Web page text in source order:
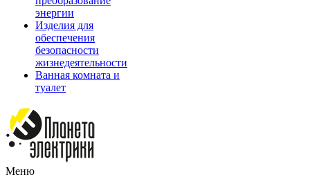
энергии
Изделия для
обеспечения
безопасности
жизнедеятельности
Ванная комната и
туалет
Меню